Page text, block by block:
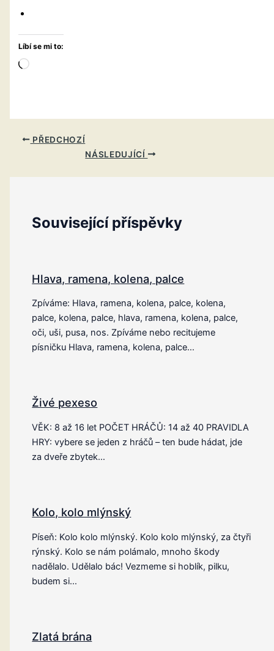
Líbí se mi to:
Načítání…
PŘEDCHOZÍ
NÁSLEDUJÍCÍ
Související příspěvky
Hlava, ramena, kolena, palce
Zpíváme: Hlava, ramena, kolena, palce, kolena,
palce, kolena, palce, hlava, ramena, kolena, palce,
oči, uši, pusa, nos. Zpíváme nebo recitujeme
písničku Hlava, ramena, kolena, palce…
Živé pexeso
VĚK: 8 až 16 let POČET HRÁČŮ: 14 až 40 PRAVIDLA
HRY: vybere se jeden z hráčů – ten bude hádat, jde
za dveře zbytek…
Kolo, kolo mlýnský
Píseň: Kolo kolo mlýnský. Kolo kolo mlýnský, za čtyři
rýnský. Kolo se nám polámalo, mnoho škody
nadělalo. Udělalo bác! Vezmeme si hoblík, pilku,
budem si…
Zlatá brána